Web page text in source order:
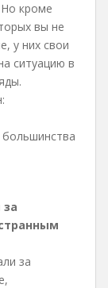
кроме
вы не
у них свои
ситуацию в
за
за